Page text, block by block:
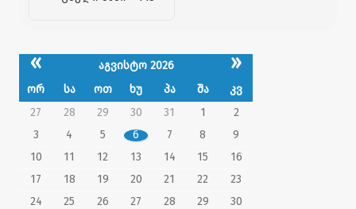
« აგვისტო 2026 »
ორ სა ოთ ხუ პა შა
კვ
27
28 29 30 31 1
2
3
4 5 6 7 8
9
10
11 12 13 14 15
16
17
18 19 20 21 22
23
24
25 26 27 28 29
30